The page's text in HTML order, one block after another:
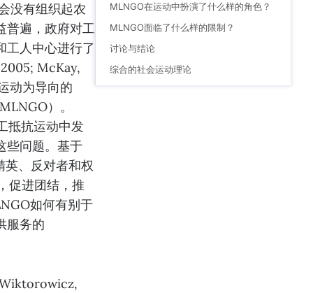
没有组织起农
普遍，政府对工
工人中心进行了
McKay,
动为导向的
）。
抵抗运动中发
些问题。基于
、反对者和权
促进团结，推
如何有别于
服务的
MLNGO在运动中扮演了什么样的角色？
MLNGO面临了什么样的限制？
讨论与结论
综合的社会运动理论